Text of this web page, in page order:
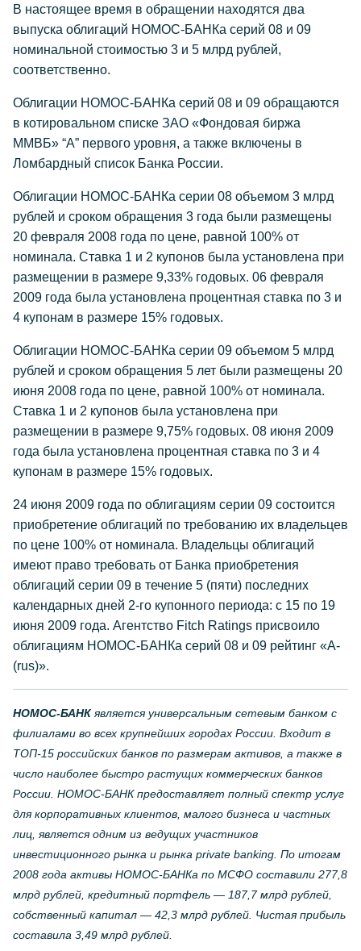
В настоящее время в обращении находятся два
выпуска облигаций НОМОС-БАНКа серий 08 и 09
номинальной стоимостью 3 и 5 млрд рублей,
соответственно.
Облигации НОМОС-БАНКа серий 08 и 09 обращаются
в котировальном списке ЗАО «Фондовая биржа
ММВБ» “А” первого уровня, а также включены в
Ломбардный список Банка России.
Облигации НОМОС-БАНКа серии 08 объемом 3 млрд
рублей и сроком обращения 3 года были размещены
20 февраля 2008 года по цене, равной 100% от
номинала. Ставка 1 и 2 купонов была установлена при
размещении в размере 9,33% годовых. 06 февраля
2009 года была установлена процентная ставка по 3 и
4 купонам в размере 15% годовых.
Облигации НОМОС-БАНКа серии 09 объемом 5 млрд
рублей и сроком обращения 5 лет были размещены 20
июня 2008 года по цене, равной 100% от номинала.
Ставка 1 и 2 купонов была установлена при
размещении в размере 9,75% годовых. 08 июня 2009
года была установлена процентная ставка по 3 и 4
купонам в размере 15% годовых.
24 июня 2009 года по облигациям серии 09 состоится
приобретение облигаций по требованию их владельцев
по цене 100% от номинала. Владельцы облигаций
имеют право требовать от Банка приобретения
облигаций серии 09 в течение 5 (пяти) последних
календарных дней 2-го купонного периода: с 15 по 19
июня 2009 года. Агентство Fitch Ratings присвоило
облигациям НОМОС-БАНКа серий 08 и 09 рейтинг «A-
(rus)».
НОМОС-БАНКявляется универсальным сетевым банком с
филиалами во всех крупнейших городах России. Входит в
ТОП-15 российских банков по размерам активов, а также в
число наиболее быстро растущих коммерческих банков
России. НОМОС-БАНК предоставляет полный спектр услуг
для корпоративных клиентов, малого бизнеса и частных
лиц, является одним из ведущих участников
инвестиционного рынка и рынка private banking. По итогам
2008 года активы НОМОС-БАНКа по МСФО составили 277,8
млрд рублей, кредитный портфель — 187,7 млрд рублей,
собственный капитал — 42,3 млрд рублей. Чистая прибыль
составила 3,49 млрд рублей.